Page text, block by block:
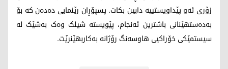
زۆری ئەو پێداویستییە دابین بکات. پسپۆڕان رێنمایی دەدەن کە بۆ
بەدەستهێنانی باشترین ئەنجام، پێویستە شیلک وەک بەشێک لە
سیستمێکی خۆراکیی هاوسەنگ رۆژانە بەکاربهێنرێت.